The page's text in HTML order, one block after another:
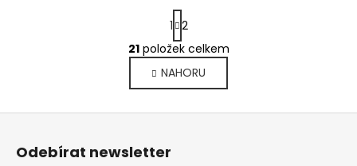
O
v
l
á
S
t
r
á
n
k
1 2
21položek celkem
NAHORU
Z
Odebírat newsletter